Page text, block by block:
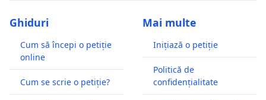
Ghiduri
Cum să începi o petiție
online
Cum se scrie o petiție?
Mai multe
Inițiază o petiție
Politică de
confidențialitate